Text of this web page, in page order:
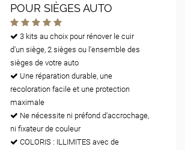
POUR SIÈGES AUTO
3 kits au choix pour rénover le cuir
d'un siège, 2 sièges ou l'ensemble des
sièges de votre auto
Une réparation durable, une
recoloration facile et une protection
maximale
Ne nécessite ni préfond d'accrochage,
ni fixateur de couleur
COLORIS : ILLIMITES avec de